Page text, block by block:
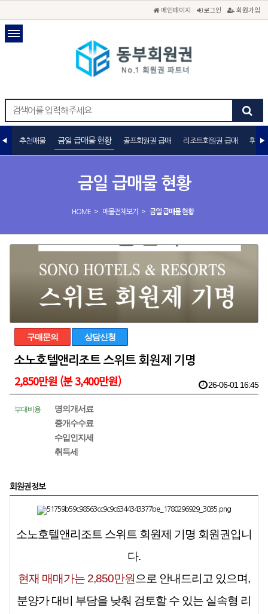
메인페이지 로그인 회원가입
금일 급매물 현황
HOME > 매물전체보기 > 금일 급매물 현황
추천매물 금일 급매물 현황 골프회원권 급매 리조트회원권 급매 휘트
구매문의 상담신청
소노호텔앤리조트 스위트 회원제 기명
2,850만원 (분 3,400만원)
부대비용
명의개서료
중개수수료
수입인지세
취득세
26-06-01 16:45
회원권정보
소노호텔앤리조트 스위트 회원제 기명 회원권입니
다.
현재 매매가는 2,850만원 으로 안내드리고 있으며,
분양가 대비 부담을 낮춰 검토할 수 있는 실속형 리